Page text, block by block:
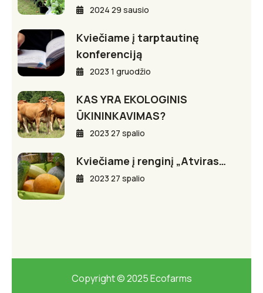
2024 29 sausio
Kviečiame į tarptautinę
konferenciją
2023 1 gruodžio
KAS YRA EKOLOGINIS
ŪKININKAVIMAS?
2023 27 spalio
Kviečiame į renginį „Atviras…
2023 27 spalio
Copyright © 2025 Ecofarms